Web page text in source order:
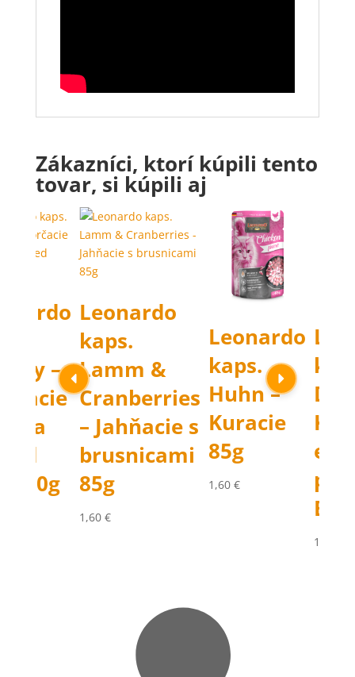
Zákazníci, ktorí kúpili tento
tovar, si kúpili aj
–
70g
Leonardo
kaps.
Lamm &
Cranberries
– Jahňacie s
brusnicami
85g
1,60€
Leonardo
kaps.
Huhn –
Kuracie
85g
1,60€
1,84